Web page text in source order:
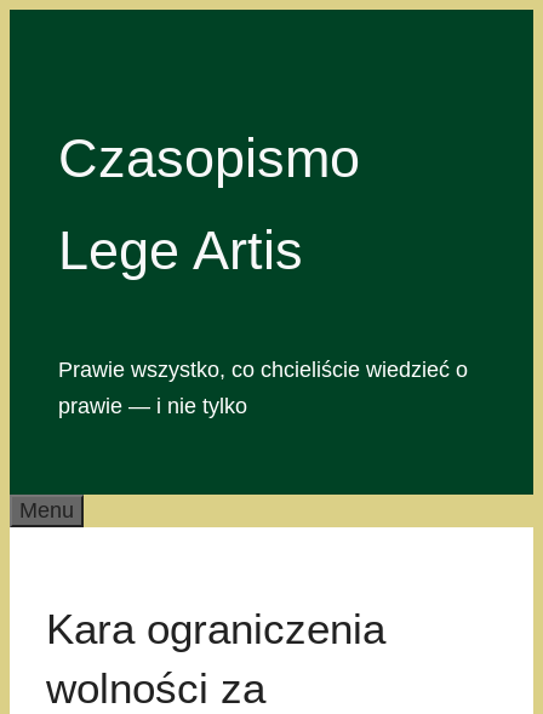
Czasopismo
Lege Artis
Prawie wszystko, co chcieliście wiedzieć o
prawie — i nie tylko
Menu
Kara ograniczenia
wolności za